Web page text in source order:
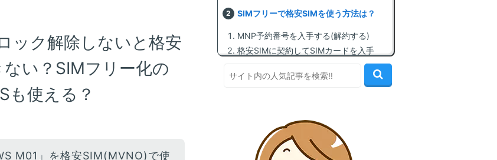
ック解除しないと格安
い？SIMフリー化の
も使える？
M01」を格安SIM(MVNO)で使
SIMフリーで格安SIMを使う方法は？
MNP予約番号を入手する(解約する)
格安SIMに契約してSIMカードを入手
SIMカードを挿してAPN設定を行う
この機種で使える、おすすめ格安SIM
2位: LINEMO(ラインモ) [LINE無制限]
3位: IIJmio(みおふぉん) [最安値水準]
4位: イオンモバイル [60歳以上割引]